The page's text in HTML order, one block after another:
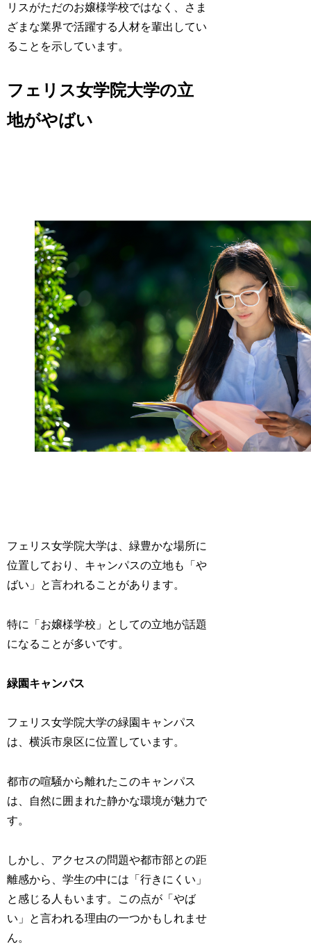
リスがただのお嬢様学校ではなく、さま
ざまな業界で活躍する人材を輩出してい
ることを示しています。
フェリス女学院大学の立
地がやばい
フェリス女学院大学は、緑豊かな場所に
位置しており、キャンパスの立地も「や
ばい」と言われることがあります。
特に「お嬢様学校」としての立地が話題
になることが多いです。
緑園キャンパス
フェリス女学院大学の緑園キャンパス
は、横浜市泉区に位置しています。
都市の喧騒から離れたこのキャンパス
は、自然に囲まれた静かな環境が魅力で
す。
しかし、アクセスの問題や都市部との距
離感から、学生の中には「行きにくい」
と感じる人もいます。この点が「やば
い」と言われる理由の一つかもしれませ
ん。